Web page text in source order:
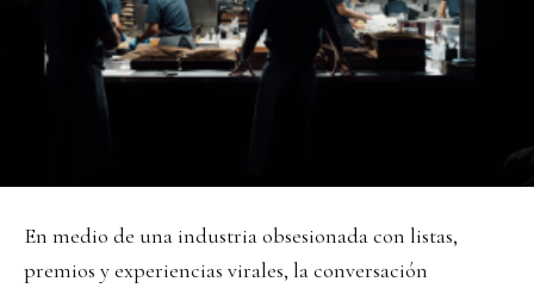
En medio de una industria obsesionada con listas,
premios y experiencias virales, la conversación